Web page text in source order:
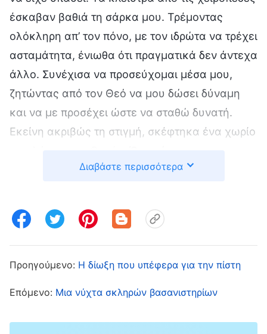
έσκαβαν βαθιά τη σάρκα μου. Τρέμοντας
ολόκληρη απ’ τον πόνο, με τον ιδρώτα να τρέχει
ασταμάτητα, ένιωθα ότι πραγματικά δεν άντεχα
άλλο. Συνέχισα να προσεύχομαι μέσα μου,
ζητώντας από τον Θεό να μου δώσει δύναμη
και να με προσέχει ώστε να σταθώ δυνατή.
Εκείνη ακριβώς τη στιγμή, σκέφτηκα ένα χωρίο
αντιμέτωπος με βάσανα, πρέπει να είσαι σε
σάρκα και να μην κάνεις παράπονα κατά του
Θεού. Όταν ο Θεός σού κρύβεται, πρέπει να
είσαι σε θέση να έχεις την πίστη να Τον
ακολουθείς, να διατηρείς την πρότερη αγάπη
πρέπει να υποτάσσεσαι στο σχέδιό Του και να
Διαβάστε περισσότερα
Προηγούμενο: Η δίωξη που υπέφερα για την πίστη
Επόμενο: Μια νύχτα σκληρών βασανιστηρίων